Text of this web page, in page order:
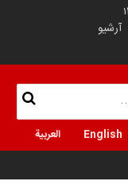
آرشیو
English العربية